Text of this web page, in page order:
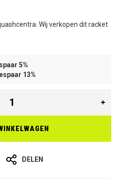
Wij verkopen dit racket
5%
13%
DELEN